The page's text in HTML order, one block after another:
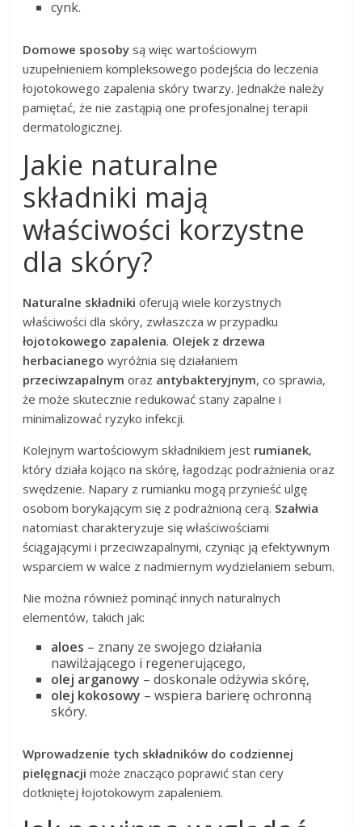
cynk.
Domowe sposoby są więc wartościowym
uzupełnieniem kompleksowego podejścia do leczenia
łojotokowego zapalenia skóry twarzy. Jednakże należy
pamiętać, że nie zastąpią one profesjonalnej terapii
dermatologicznej.
Jakie naturalne
składniki mają
właściwości korzystne
dla skóry?
Naturalne składniki oferują wiele korzystnych
właściwości dla skóry, zwłaszcza w przypadku
łojotokowego zapalenia. Olejek z drzewa
herbacianego wyróżnia się działaniem
przeciwzapalnym oraz antybakteryjnym, co sprawia,
że może skutecznie redukować stany zapalne i
minimalizować ryzyko infekcji.
Kolejnym wartościowym składnikiem jest rumianek,
który działa kojąco na skórę, łagodząc podrażnienia oraz
swędzenie. Napary z rumianku mogą przynieść ulgę
osobom borykającym się z podrażnioną cerą. Szałwia
natomiast charakteryzuje się właściwościami
ściągającymi i przeciwzapalnymi, czyniąc ją efektywnym
wsparciem w walce z nadmiernym wydzielaniem sebum.
Nie można również pominąć innych naturalnych
elementów, takich jak:
aloes – znany ze swojego działania
nawilżającego i regenerującego,
olej arganowy – doskonale odżywia skórę,
olej kokosowy – wspiera barierę ochronną
skóry.
Wprowadzenie tych składników do codziennej
pielęgnacji może znacząco poprawić stan cery
dotkniętej łojotokowym zapaleniem.